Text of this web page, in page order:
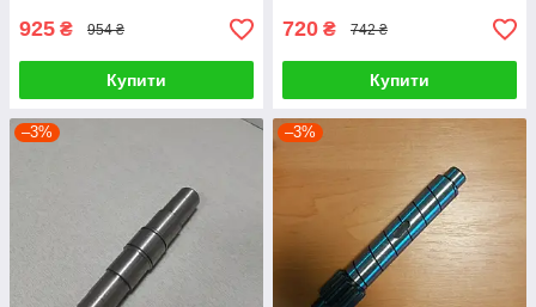
925 ₴ 954 ₴
Купити
720 ₴ 742 ₴
Купити
–3% –3%